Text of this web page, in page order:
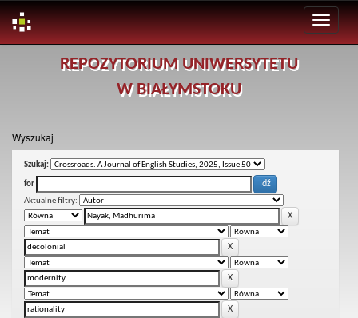
REPOZYTORIUM UNIWERSYTETU
W BIAŁYMSTOKU
Wyszukaj
Szukaj:
for
Aktualne filtry: